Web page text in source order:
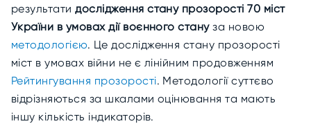
результатидослідження стану прозорості 70 міст
України в умовах дії воєнного стануза новою
методологією. Це дослідження стану прозорості
міст в умовах війни не є лінійним продовженням
Рейтингування прозорості. Методології суттєво
відрізняються за шкалами оцінювання та мають
іншу кількість індикаторів.